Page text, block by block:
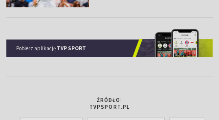
Pobierz aplikację TVP SPORT
ŹRÓDŁO:
TVPSPORT.PL